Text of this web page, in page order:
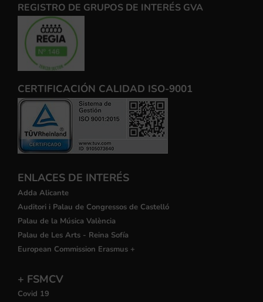
REGISTRO DE GRUPOS DE INTERÉS GVA
CERTIFICACIÓN CALIDAD ISO-9001
ENLACES DE INTERÉS
Adda Alicante
Auditori i Palau de Congressos de Castelló
Palau de la Música València
Palau de Les Arts - Reina Sofía
European Commission Erasmus +
+ FSMCV
Covid 19